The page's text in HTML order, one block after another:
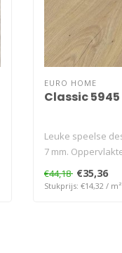
EURO HOME
Classic
Leuke speelse
7 mm.
€44,18 €35,36
Stukprijs: €14,32 / m²